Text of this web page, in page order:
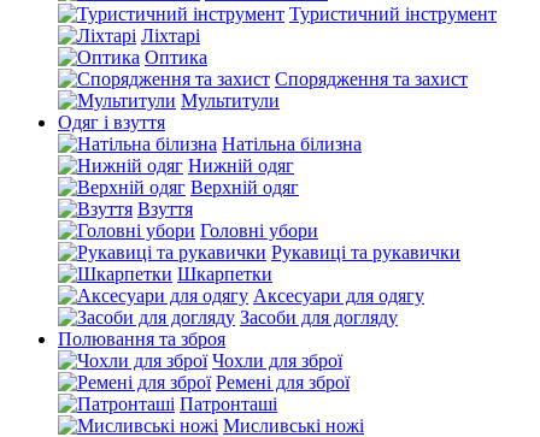
Туристичний інструмент
Ліхтарі
Оптика
Спорядження та захист
Мультитули
Одяг і взуття
Натільна білизна
Нижній одяг
Верхній одяг
Взуття
Головні убори
Рукавиці та рукавички
Шкарпетки
Аксесуари для одягу
Засоби для догляду
Полювання та зброя
Чохли для зброї
Ремені для зброї
Патронташі
Мисливські ножі